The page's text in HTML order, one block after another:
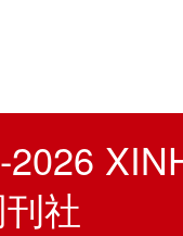
周刊社